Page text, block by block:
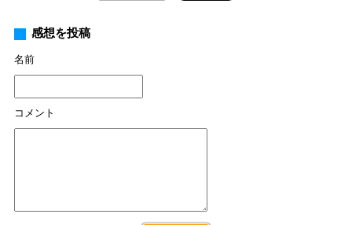
感想を投稿
名前
コメント